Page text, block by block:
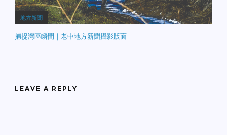
地方新聞
捕捉灣區瞬間｜老中地方新聞攝影版面
LEAVE A REPLY